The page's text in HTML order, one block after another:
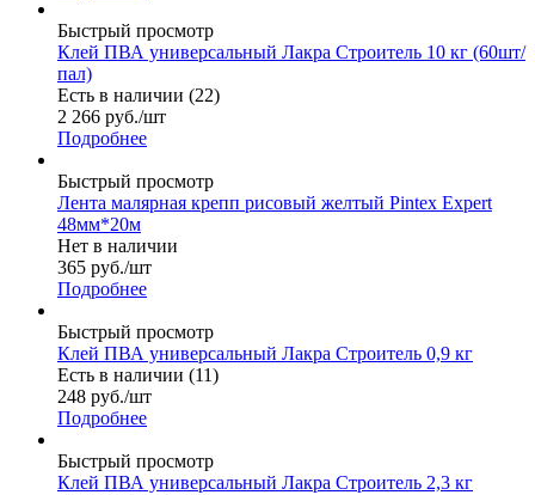
Быстрый просмотр
Клей ПВА универсальный Лакра Строитель 10 кг (60шт/
пал)
Есть в наличии (22)
2 266 руб./шт
Подробнее
Быстрый просмотр
Лента малярная крепп рисовый желтый Pintex Expert
48мм*20м
Нет в наличии
365 руб./шт
Подробнее
Быстрый просмотр
Клей ПВА универсальный Лакра Строитель 0,9 кг
Есть в наличии (11)
248 руб./шт
Подробнее
Быстрый просмотр
Клей ПВА универсальный Лакра Строитель 2,3 кг